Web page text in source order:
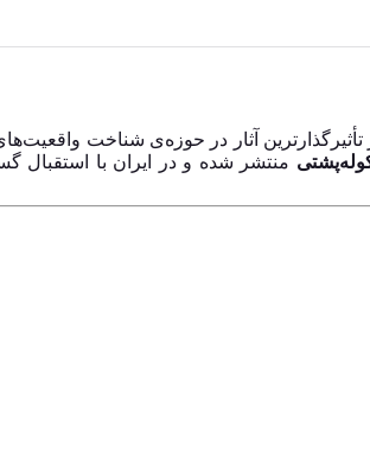
تأثیرگذارترین آثار در حوزه‌ی شناخت
منتشر شده و در ایران با استقبال